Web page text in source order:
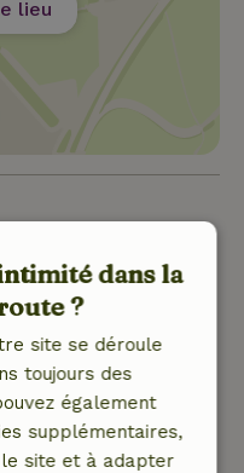
lieu
7 jours
jours suivant la
à condition que la
effectuée plus de 28
dans la
?
site se déroule
toujours des
également
supplémentaires,
site et à adapter